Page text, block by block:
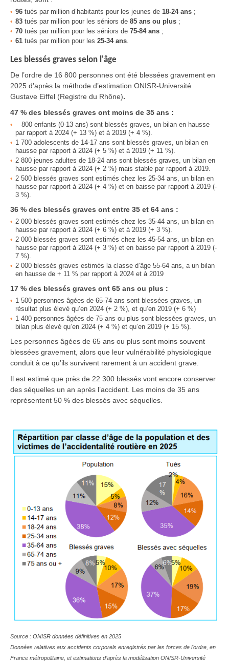
96 tués par million d’habitants pour les jeunes de 18-24 ans ;
83 tués par million pour les séniors de 85 ans ou plus ;
70 tués par million pour les séniors de 75-84 ans ;
61 tués par million pour les 25-34 ans.
Les blessés graves selon l'âge
De l’ordre de 16 800 personnes ont été blessées gravement en
2025 d’après la méthode d’estimation ONISR-Université
Gustave Eiffel (Registre du Rhône).
47 % des blessés graves ont moins de 35 ans :
800 enfants (0-13 ans) sont blessés graves, un bilan en hausse
par rapport à 2024 (+ 13 %) et à 2019 (+ 4 %).
1 700 adolescents de 14-17 ans sont blessés graves, un bilan en
hausse par rapport à 2024 (+ 5 %) et à 2019 (+ 11 %).
2 800 jeunes adultes de 18-24 ans sont blessés graves, un bilan en
hausse par rapport à 2024 (+ 2 %) mais stable par rapport à 2019.
2 500 blessés graves sont estimés chez les 25-34 ans, un bilan en
hausse par rapport à 2024 (+ 4 %) et en baisse par rapport à 2019 (-
3 %).
36 % des blessés graves ont entre 35 et 64 ans :
2 000 blessés graves sont estimés chez les 35-44 ans, un bilan en
hausse par rapport à 2024 (+ 6 %) et à 2019 (+ 3 %).
2 000 blessés graves sont estimés chez les 45-54 ans, un bilan en
hausse par rapport à 2024 (+ 3 %) et en baisse par rapport à 2019 (-
7 %).
2 000 blessés graves estimés la classe d’âge 55-64 ans, a un bilan
en hausse de + 11 % par rapport à 2024 et à 2019
17 % des blessés graves ont 65 ans ou plus :
1 500 personnes âgées de 65-74 ans sont blessées graves, un
résultat plus élevé qu’en 2024 (+ 2 %), et qu’en 2019 (+ 6 %)
1 400 personnes âgées de 75 ans ou plus sont blessées graves, un
bilan plus élevé qu’en 2024 (+ 4 %) et qu’en 2019 (+ 15 %).
Les personnes âgées de 65 ans ou plus sont moins souvent
blessées gravement, alors que leur vulnérabilité physiologique
conduit à ce qu’ils survivent rarement à un accident grave.
Il est estimé que près de 22 300 blessés vont encore conserver
des séquelles un an après l’accident. Les moins de 35 ans
représentent 50 % des blessés avec séquelles.
Source : ONISR données définitives en 2025
Données relatives aux accidents corporels enregistrés par les forces de l'ordre, en
France métropolitaine, et estimations d’après la modélisation ONISR-Université